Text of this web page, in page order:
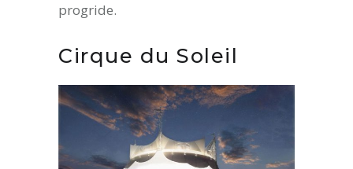
progride.
Cirque du Soleil